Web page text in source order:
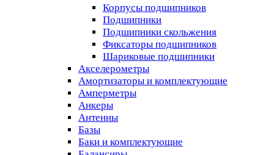
Корпусы подшипников
Подшипники
Подшипники скольжения
Фиксаторы подшипников
Шариковые подшипники
Акселерометры
Амортизаторы и комплектующие
Амперметры
Анкеры
Антенны
Базы
Баки и комплектующие